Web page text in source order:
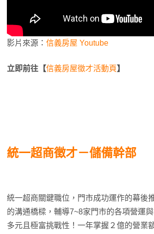
影片來源： 信義房屋 Youtube
立即前往【信義房屋徵才活動頁 】
統一超商徵才－儲備幹部
統一超商關鍵職位，門市成功運作的幕後
的溝通橋樑，輔導7~8家門市的各項營運
多元且極富挑戰性！一年掌握２億的營業